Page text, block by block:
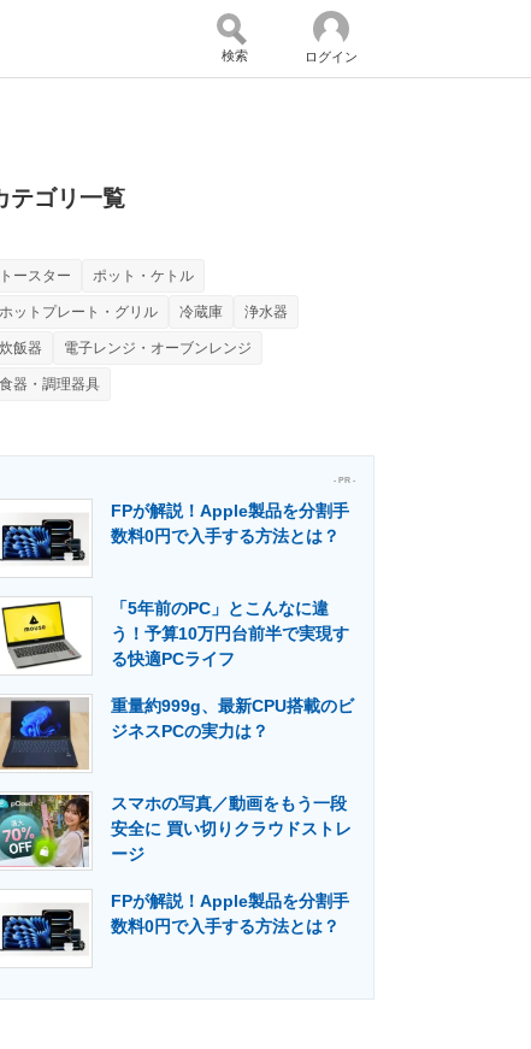
スの未来
ュニティ
メディア 建設×テクノロジーの最前線
検索 ログイン
テゴリ一覧
トースター ポット・ケトル
ホットプレート・グリル 冷蔵庫 浄水器
炊飯器 電子レンジ・オーブンレンジ
食器・調理器具
- PR -
FPが解説！Apple製品を分割手
数料0円で入手する方法とは？
「5年前のPC」とこんなに違
う！予算10万円台前半で実現す
る快適PCライフ
重量約999g、最新CPU搭載のビ
ジネスPCの実力は？
スマホの写真／動画をもう一段
安全に 買い切りクラウドストレ
ージ
FPが解説！Apple製品を分割手
数料0円で入手する方法とは？